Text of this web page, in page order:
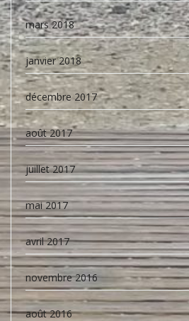
mars 2018
janvier 2018
décembre 2017
août 2017
juillet 2017
mai 2017
avril 2017
novembre 2016
août 2016